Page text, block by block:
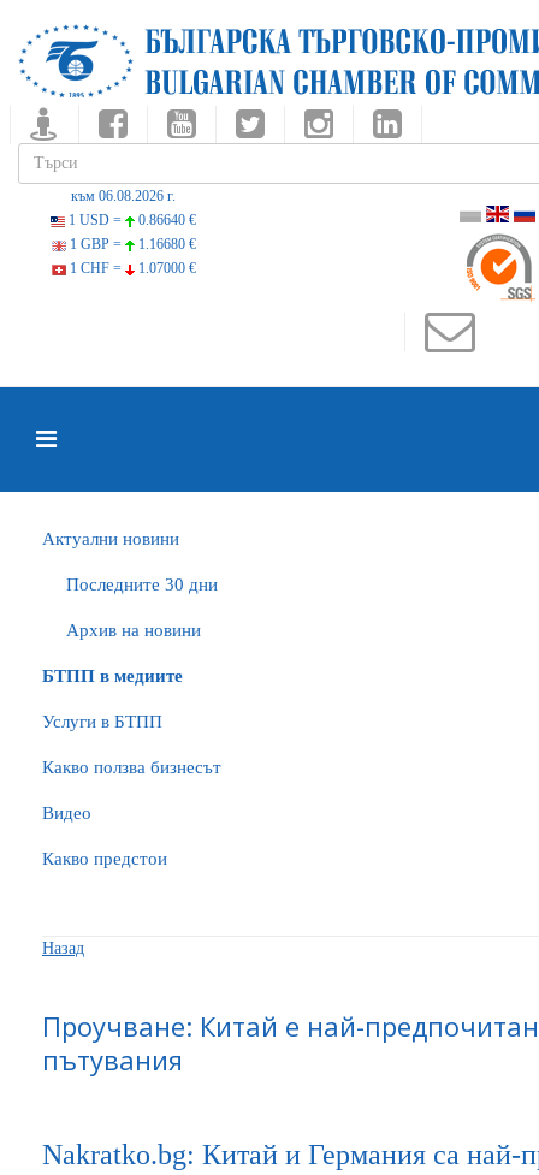
към 06.08.2026 г.
1 USD =
0.86640 €
1 GBP =
1.16680 €
1 CHF =
1.07000 €
Актуални новини
Последните 30 дни
Архив на новини
БTПП в медиите
Услуги в БТПП
Какво ползва бизнесът
Видео
Какво предстои
Назад
Проучване: Китай е най-
пътувания
Nakratko.bg: Китай и Германия са най-